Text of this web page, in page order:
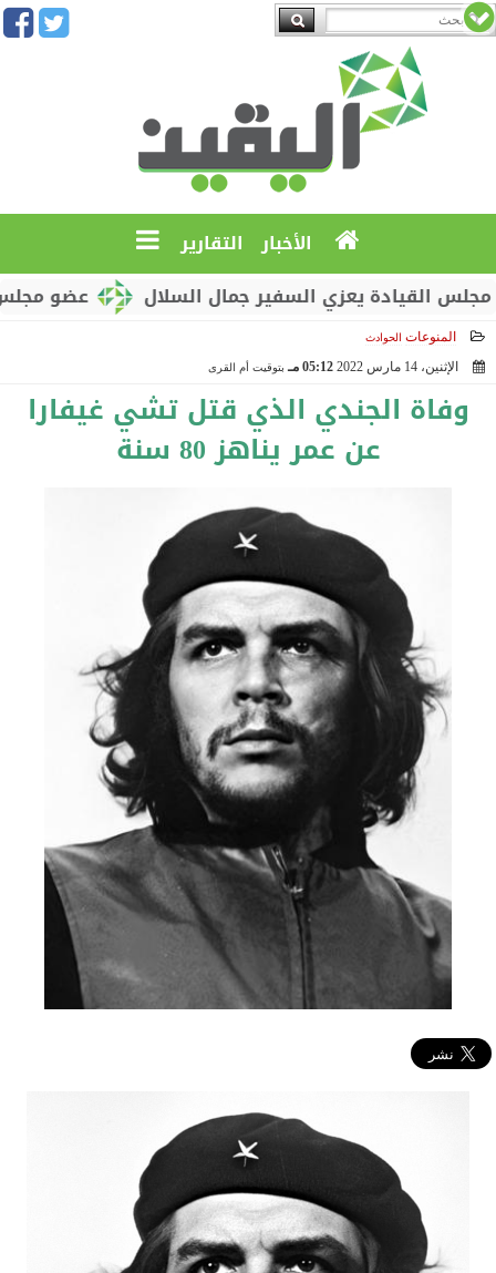
الأخبار التقارير
عضو مجلس
يعزي السفير جمال السلال
المنوعات الحوادث
الإثنين، 14 مارس 2022 05:12 مـ بتوقيت أم القرى
وفاة الجندي الذي قتل تشي غيفارا
عن عمر يناهز 80 سنة